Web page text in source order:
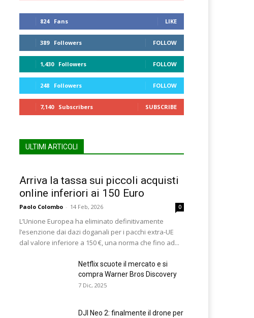
824 Fans LIKE
389 Followers FOLLOW
1,430 Followers FOLLOW
248 Followers FOLLOW
7,140 Subscribers SUBSCRIBE
ULTIMI ARTICOLI
Arriva la tassa sui piccoli acquisti
online inferiori ai 150 Euro
Paolo Colombo - 14 Feb, 2026 0
L’Unione Europea ha eliminato definitivamente
l’esenzione dai dazi doganali per i pacchi extra-UE
dal valore inferiore a 150 €, una norma che fino ad...
Netflix scuote il mercato e si
compra Warner Bros Discovery
7 Dic, 2025
DJI Neo 2: finalmente il drone per